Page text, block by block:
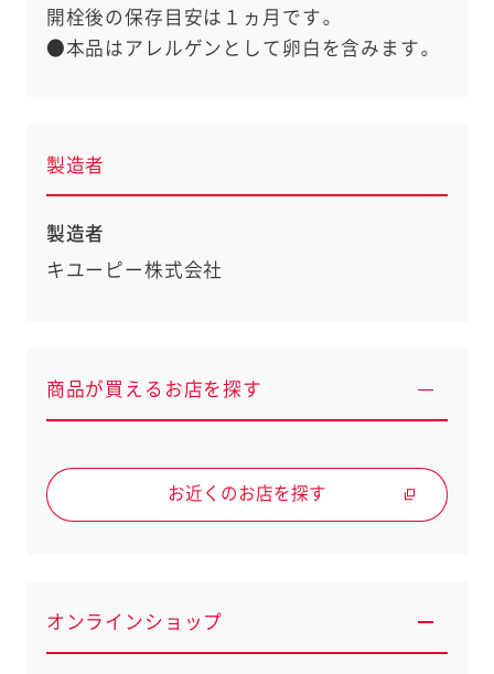
開栓後の保存目安は１ヵ月です。
●本品はアレルゲンとして卵白を含みます。
製造者
製造者
キユーピー株式会社
商品が買えるお店を探す
お近くのお店を探す
オンラインショップ